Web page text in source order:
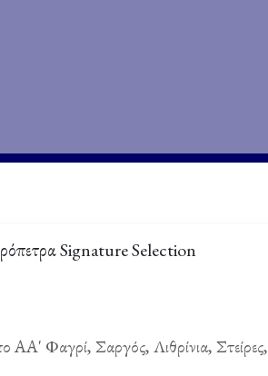
Signature Selection
ΑΑ' Φαγρί, Σαργός, Λιθρίνια,